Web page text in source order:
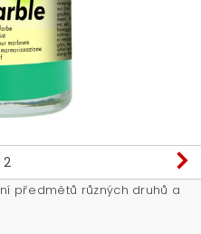
2
předmětů různých druhů a